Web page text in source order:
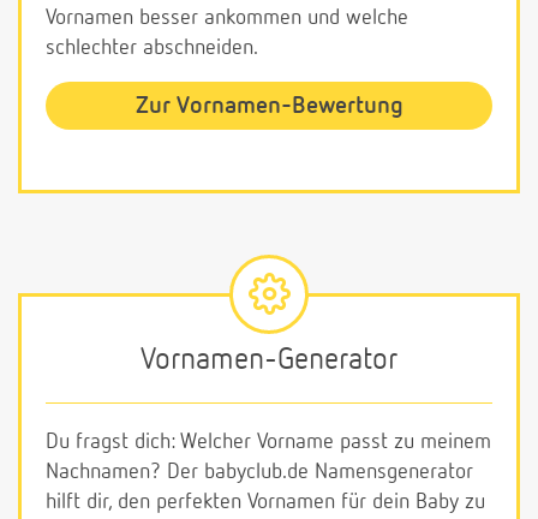
Vornamen besser ankommen und welche
schlechter abschneiden.
Zur Vornamen-Bewertung
Vornamen-Generator
Du fragst dich: Welcher Vorname passt zu meinem
Nachnamen? Der babyclub.de Namensgenerator
hilft dir, den perfekten Vornamen für dein Baby zu